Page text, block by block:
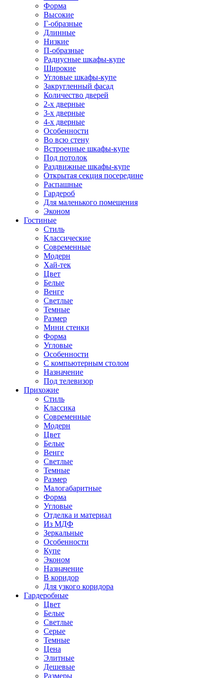
Форма
Высокие
Г-образные
Длинные
Низкие
П-образные
Радиусные шкафы-купе
Широкие
Угловые шкафы-купе
Закругленный фасад
Количество дверей
2-х дверные
3-х дверные
4-х дверные
Особенности
Во всю стену
Встроенные шкафы-купе
Под потолок
Раздвижные шкафы-купе
Открытая секция посередине
Распашные
Гардероб
Для маленького помещения
Эконом
Гостиные
Стиль
Классические
Современные
Модерн
Хай-тек
Цвет
Белые
Венге
Светлые
Темные
Размер
Мини стенки
Форма
Угловые
Особенности
С компьютерным столом
Назначение
Под телевизор
Прихожие
Стиль
Классика
Современные
Модерн
Цвет
Белые
Венге
Светлые
Темные
Размер
Малогабаритные
Форма
Угловые
Отделка и материал
Из МДФ
Зеркальные
Особенности
Купе
Эконом
Назначение
В коридор
Для узкого коридора
Гардеробные
Цвет
Белые
Светлые
Серые
Темные
Цена
Элитные
Дешевые
Размеры